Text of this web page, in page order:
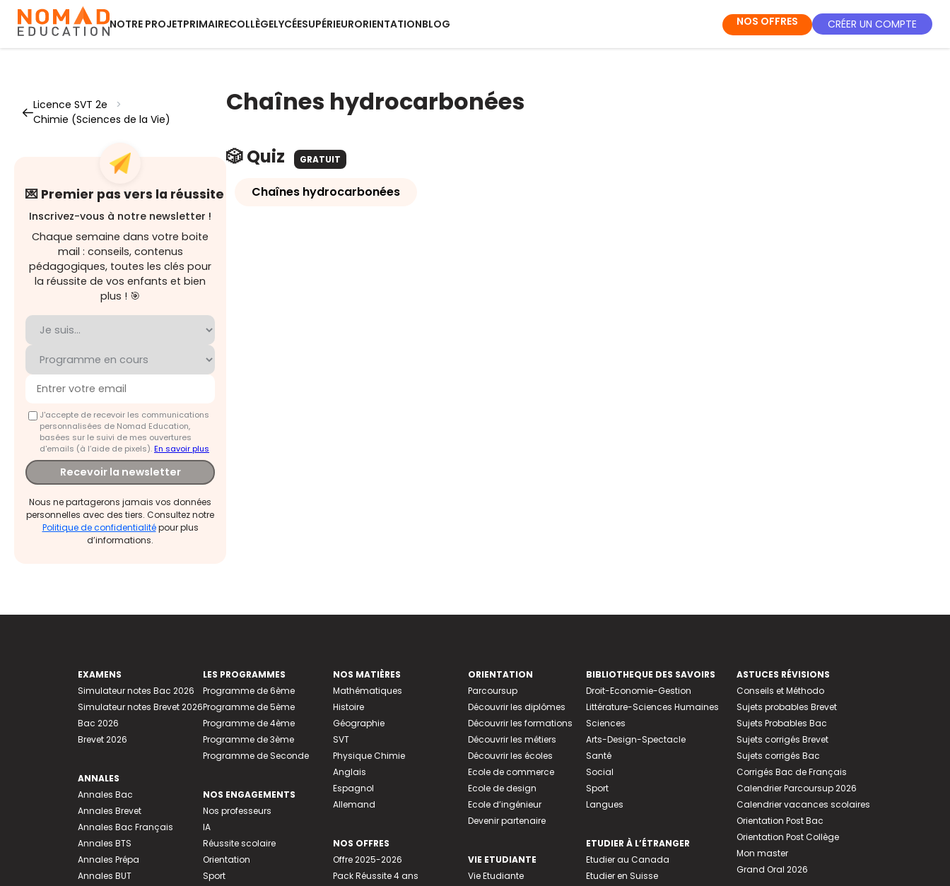
NOTRE PROJETPRIMAIRECOLLÈGELYCÉESUPÉRIEURORIENTATIONBLOG NOS OFFRES CRÉER UN COMPTE
Licence SVT 2e
>
Chimie (Sciences de la Vie)
💌 Premier pas vers la réussite
Inscrivez-vous à notre newsletter !
Chaque semaine dans votre boite
mail : conseils, contenus
pédagogiques, toutes les clés pour
la réussite de vos enfants et bien
plus ! 🎯
J'accepte de recevoir les communications
personnalisées de Nomad Education,
basées sur le suivi de mes ouvertures
d'emails (à l’aide de pixels).En savoir plus
Recevoir la newsletter
Nous ne partagerons jamais vos données
personnelles avec des tiers. Consultez notre
Politique de confidentialitépour plus
d’informations.
Chaînes hydrocarbonées
🎲 Quiz GRATUIT
Chaînes hydrocarbonées
EXAMENS
Simulateur notes Bac 2026
Simulateur notes Brevet 2026
Bac 2026
Brevet 2026
ANNALES
Annales Bac
Annales Brevet
Annales Bac Français
Annales BTS
Annales Prépa
Annales BUT
LES PROGRAMMES
Programme de 6ème
Programme de 5ème
Programme de 4ème
Programme de 3ème
Programme de Seconde
NOS ENGAGEMENTS
Nos professeurs
IA
Réussite scolaire
Orientation
Sport
NOS MATIÈRES
Mathématiques
Histoire
Géographie
SVT
Physique Chimie
Anglais
Espagnol
Allemand
NOS OFFRES
Offre 2025-2026
Pack Réussite 4 ans
ORIENTATION
Parcoursup
Découvrir les diplômes
Découvrir les formations
Découvrir les métiers
Découvrir les écoles
Ecole de commerce
Ecole de design
Ecole d’ingénieur
Devenir partenaire
VIE ETUDIANTE
Vie Etudiante
BIBLIOTHEQUE DES SAVOIRS
Droit-Economie-Gestion
Littérature-Sciences Humaines
Sciences
Arts-Design-Spectacle
Santé
Social
Sport
Langues
ETUDIER À L’ÉTRANGER
Etudier au Canada
Etudier en Suisse
ASTUCES RÉVISIONS
Conseils et Méthodo
Sujets probables Brevet
Sujets Probables Bac
Sujets corrigés Brevet
Sujets corrigés Bac
Corrigés Bac de Français
Calendrier Parcoursup 2026
Calendrier vacances scolaires
Orientation Post Bac
Orientation Post Collège
Mon master
Grand Oral 2026